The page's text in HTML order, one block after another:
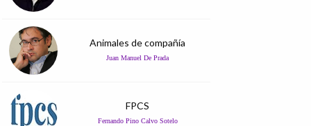
Animales de compañía
Juan Manuel De Prada
FPCS
Fernando Pino Calvo Sotelo